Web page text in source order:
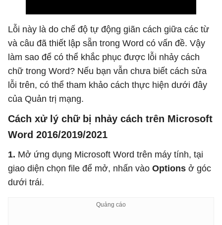
Lỗi này là do chế độ tự động giãn cách giữa các từ
và câu đã thiết lập sẵn trong Word có vấn đề. Vậy
làm sao để có thể khắc phục được lỗi nhảy cách
chữ trong Word? Nếu bạn vẫn chưa biết cách sửa
lỗi trên, có thể tham khảo cách thực hiện dưới đây
của Quản trị mạng.
Cách xử lý chữ bị nhảy cách trên Microsoft
Word 2016/2019/2021
1. Mở ứng dụng Microsoft Word trên máy tính, tại
giao diện chọn file để mở, nhấn vào Options ở góc
dưới trái.